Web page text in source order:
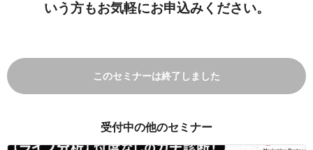
いう方もお気軽にお申込みください。
このセミナーは終了しました
受付中の他のセミナー